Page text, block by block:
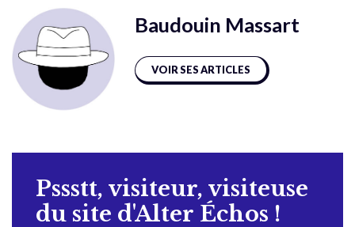
Baudouin Massart
VOIR SES ARTICLES
Pssstt, visiteur, visiteuse
du site d'Alter Échos !